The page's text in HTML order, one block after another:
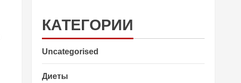
КАТЕГОРИИ
Uncategorised
Диеты